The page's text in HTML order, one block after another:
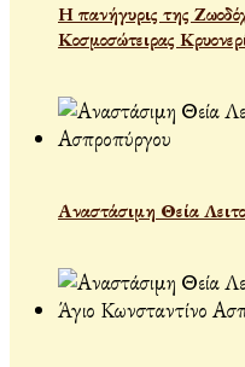
Η πανήγυρις της
Κοσμοσώτειρας
Αναστάσιμη Θεία